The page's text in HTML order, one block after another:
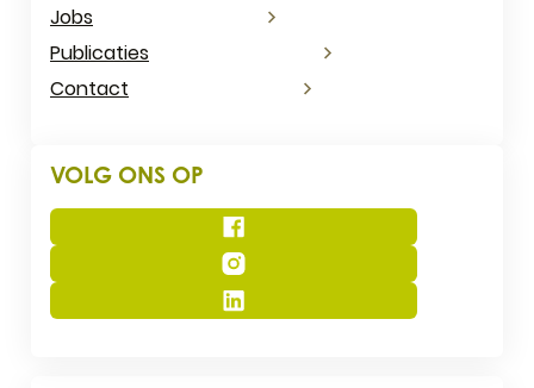
Jobs
Publicaties
Contact
VOLG ONS OP
Facebook
Instagram
LinkedIn